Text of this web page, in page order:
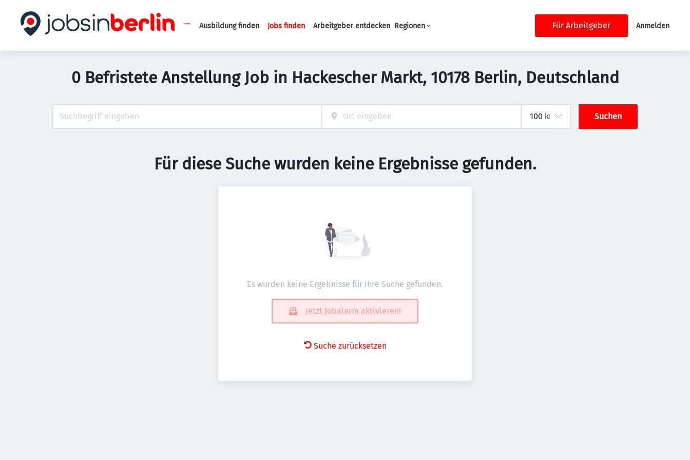
Haupt-Navigation
Ausbildung finden Jobs finden Arbeitgeber entdecken Regionen Für Arbeitgeber Anmelden
0 Befristete Anstellung Job in Hackescher Markt, 10178 Berlin, Deutschland
Suchen
Für diese Suche wurden keine Ergebnisse gefunden.
Es wurden keine Ergebnisse für Ihre Suche gefunden.
Jetzt Jobalarm aktivieren!
Suche zurücksetzen